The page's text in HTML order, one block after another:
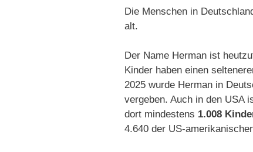
Die Menschen in
alt.
Der Name Herman ist
Kinder haben einen
2025 wurde Herman in
vergeben. Auch in den USA
dort mindestens 1.008
4.640 der US-